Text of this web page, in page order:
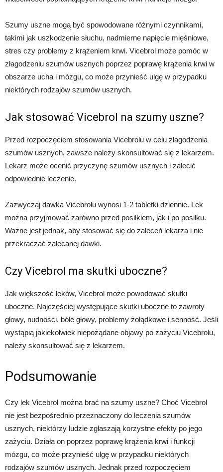
Szumy uszne mogą być spowodowane różnymi czynnikami,
takimi jak uszkodzenie słuchu, nadmierne napięcie mięśniowe,
stres czy problemy z krążeniem krwi. Vicebrol może pomóc w
złagodzeniu szumów usznych poprzez poprawę krążenia krwi w
obszarze ucha i mózgu, co może przynieść ulgę w przypadku
niektórych rodzajów szumów usznych.
Jak stosować Vicebrol na szumy uszne?
Przed rozpoczęciem stosowania Vicebrolu w celu złagodzenia
szumów usznych, zawsze należy skonsultować się z lekarzem.
Lekarz może ocenić przyczynę szumów usznych i zalecić
odpowiednie leczenie.
Zazwyczaj dawka Vicebrolu wynosi 1-2 tabletki dziennie. Lek
można przyjmować zarówno przed posiłkiem, jak i po posiłku.
Ważne jest jednak, aby stosować się do zaleceń lekarza i nie
przekraczać zalecanej dawki.
Czy Vicebrol ma skutki uboczne?
Jak większość leków, Vicebrol może powodować skutki
uboczne. Najczęściej występujące skutki uboczne to zawroty
głowy, nudności, bóle głowy, problemy żołądkowe i senność. Jeśli
wystąpią jakiekolwiek niepożądane objawy po zażyciu Vicebrolu,
należy skonsultować się z lekarzem.
Podsumowanie
Czy lek Vicebrol można brać na szumy uszne? Choć Vicebrol
nie jest bezpośrednio przeznaczony do leczenia szumów
usznych, niektórzy ludzie zgłaszają korzystne efekty po jego
zażyciu. Działa on poprzez poprawę krążenia krwi i funkcji
mózgu, co może przynieść ulgę w przypadku niektórych
rodzajów szumów usznych. Jednak przed rozpoczęciem